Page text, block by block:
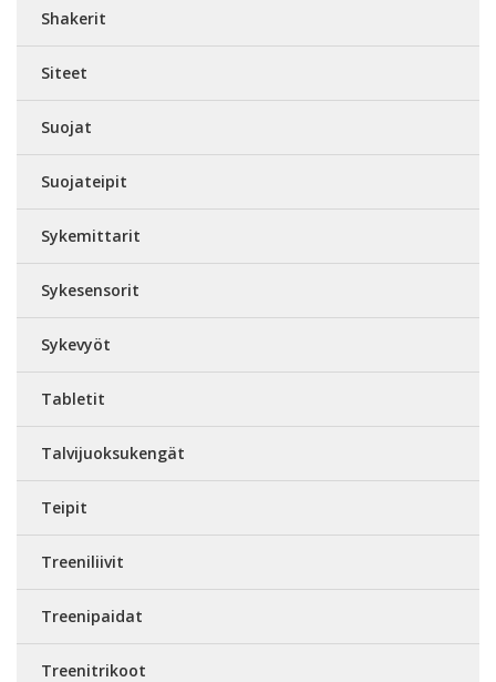
Shakerit
Siteet
Suojat
Suojateipit
Sykemittarit
Sykesensorit
Sykevyöt
Tabletit
Talvijuoksukengät
Teipit
Treeniliivit
Treenipaidat
Treenitrikoot